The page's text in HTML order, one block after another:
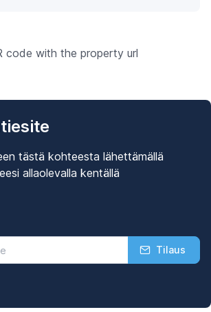
tästä kohteesta lähettämällä
allaolevalla kentällä
Tilaus